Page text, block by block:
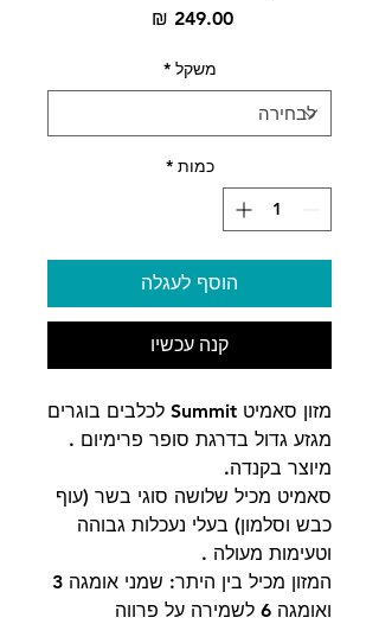
משקל *
כמות *
הוסף לעגלה
קנה עכשיו
מזון סאמיט Summit לכלבים בוגרים
מגזע גדול בדרגת סופר פרימיום .
מיוצר בקנדה.
סאמיט מכיל שלושה סוגי בשר (עוף
כבש וסלמון) בעלי נעכלות גבוהה
וטעימות מעולה .
המזון מכיל בין היתר: שמני אומגה 3
ואומגה 6 לשמירה על פרווה